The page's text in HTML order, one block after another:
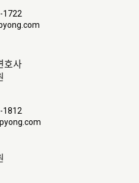
1722
호사
1812